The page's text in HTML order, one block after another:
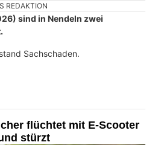
REDAKTION
sind in Nendeln zwei
Sachschaden.
flüchtet mit E-Scooter
stürzt